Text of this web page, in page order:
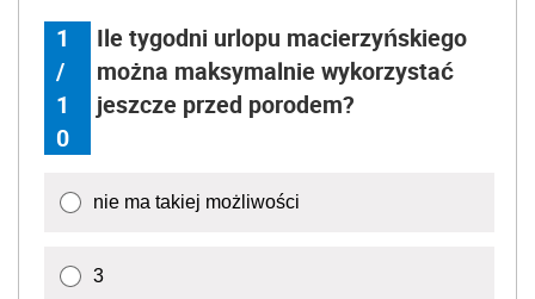
1
/
1
0
Ile tygodni urlopu macierzyńskiego
można maksymalnie wykorzystać
jeszcze przed porodem?
nie ma takiej możliwości
3